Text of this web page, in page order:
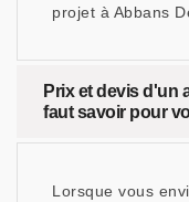
projet à Abbans
Prix et devis d'un
faut savoir pour
Lorsque vous